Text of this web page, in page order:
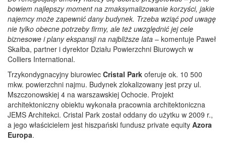
bowiem najlepszy moment na zmaksymalizowanie korzyści, jakie
najemcy może zapewnić dany budynek. Trzeba wziąć pod uwagę
nie tylko obecne potrzeby firmy, ale też uwzględnić jej cele
biznesowe i plany ekspansji na najbliższe lata – komentuje Paweł
Skałba, partner i dyrektor Działu Powierzchni Biurowych w
Colliers International.
Trzykondygnacyjny biurowiec Cristal Park oferuje ok. 10 500
mkw. powierzchni najmu. Budynek zlokalizowany jest przy ul.
Mszczonowskiej 4 na warszawskiej Ochocie. Projekt
architektoniczny obiektu wykonała pracownia architektoniczna
JEMS Architekci. Cristal Park został oddany do użytku w 2009 r.,
a jego właścicielem jest hiszpański fundusz private equity Azora
Europa.